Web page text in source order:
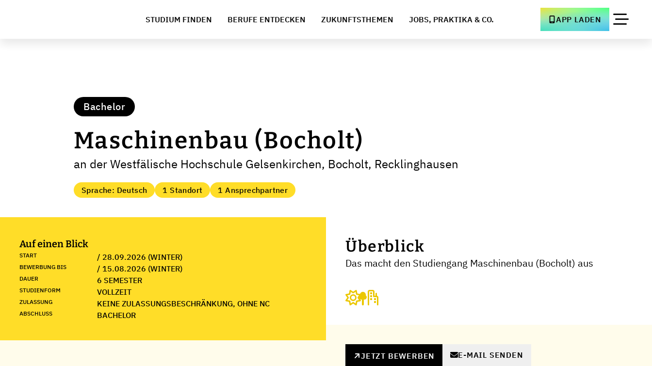
STUDIUM FINDEN BERUFE ENTDECKEN ZUKUNFTSTHEMEN JOBS, PRAKTIKA & CO. APP LADEN
Bachelor
Maschinenbau (Bocholt)
an der Westfälische Hochschule Gelsenkirchen, Bocholt, Recklinghausen
Sprache: Deutsch 1 Standort 1 Ansprechpartner
Auf einen Blick
START / 28.09.2026 (WINTER)
BEWERBUNG BIS / 15.08.2026 (WINTER)
DAUER 6 SEMESTER
STUDIENFORM VOLLZEIT
ZULASSUNG KEINE ZULASSUNGSBESCHRÄNKUNG, OHNE NC
ABSCHLUSS BACHELOR
Überblick
Das macht den Studiengang Maschinenbau (Bocholt) aus
JETZT BEWERBEN E-MAIL SENDEN